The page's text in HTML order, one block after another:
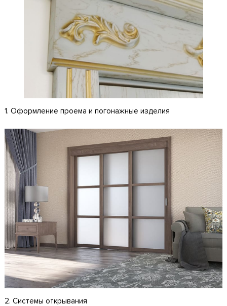
1. Оформление проема и погонажные изделия
2. Системы открывания